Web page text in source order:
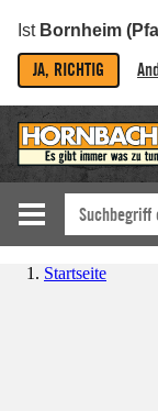
Ist Bornheim
JA, RICHTIG
Startseite